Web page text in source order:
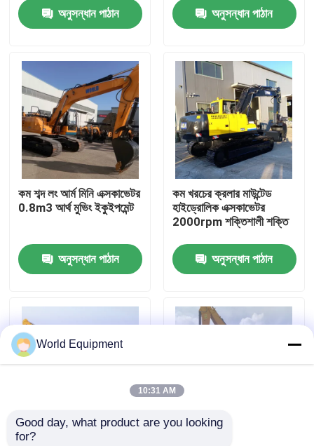
পণ্য
আমাদের সম্বন্ধে
কারখানা পরিদর্শন
মান নিয়ন্ত্রণ
যোগাযোগ করুন
খবর
মামলা
হাইড্রোলিক ক্রলার এক্সকাভেটর
মিনি ক্রলার এক্সকাভেটর
অনুসন্ধান পাঠান অনুসন্ধান পাঠান
কম শব্দ লং আর্ম মিনি এক্সকাভেটর
0.8m3 আর্থ মুভিং ইকুইপমেন্ট
অনুসন্ধান পাঠান
কম খরচের ক্রলার মাউন্টেড
হাইড্রোলিক এক্সকাভেটর
2000rpm শক্তিশালী শক্তি
অনুসন্ধান পাঠান
নিরাপত্তা ফ্রেম রাবার টায়ার
World Equipment
10:31 AM
Good day, what product are you looking
for?